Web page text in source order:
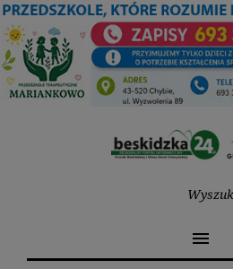
Przejdź
do
treści
menu